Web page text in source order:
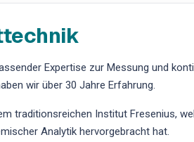
Expertise zur Messung und
wir über 30 Jahre Erfahrung.
traditionsreichen Institut Fresenius,
Analytik hervorgebracht hat.